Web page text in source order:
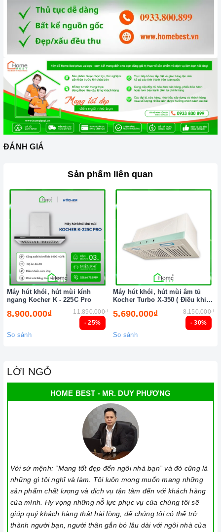
Đặc biệt để tiết kiệm điện và tăng tuổi thọ cho máy hơn hết
bạn nên sử dụng đúng tốc độ của máy, không nên lạm dụng
tốc độ cao nhất tức đối với những món ăn không chứa dầu
mỡ như các món luộc bạn chỉ cần để máy ở mức công suất
thấp, với những món chứa nhiều dầu mỡ như: chiên, xào,
rán hoặc những món nặng mùi như giả cày thì bạn mới cần
sử dụng
máy hút mùi
ở cấp độ cao.
Tầm 2 tháng bạn nên vệ sinh lưới lọc 1 lần. Nên bảo dưỡng
máy 12 tháng 1 lần cũng là cách để máy hoạt động tốt hơn.
3. Tại sao nên chọn mua sản phẩm tại Home Best?
Cam kết hàng chính hãng:
Chế độ hỗ trợ bảo hành linh hoạt:Hướng dẫn sử dụng,
lắp đặt, chế độ bảo hành chính hãng, hậu mãi chuyên
nghiệp, đảm bảo rằng quý khách sẽ có trải nghiệm tuyệt vời
và không gặp bất kỳ khó khăn nào trong quá trình sử dụng
sản phẩm.
Vận chuyển lắp đặt nhanh chóng:Đội ngũ tư vấn viên,
nhân viên và kỹ thuật viên chuyên nghiệp, tận tâm sẽ đồng
hành cùng quý khách trong quá trình mua sắm và sử dụng
sản phẩm.
Đến với Home Best, chúng tôi tự hào cung cấp đến khách hàng
đa dạng các dòngmáy hút khói Kochernổi tiếng, cam kết về
chất lượng và nguồn gốc sản phẩm chính hãng. Chúng tôi tự
tin mang đến cho quý khách hàng dịch vụ chăm sóc khách
hàng tận tâm và chính sách bảo hành, hậu mãi chuyên nghiệp
Xem thêm tại đây: Home Best Care - Trung tâm bảo trì, sửa
chữa thiết bị nhà bếp cao cấp
ĐÁNH GIÁ
Sản phẩm liên quan
- 25%
Máy hút khói, hút mùi kính
ngang Kocher K - 225C Pro
8.900.000₫ 11.890.000₫
So sánh
- 30%
Máy hút khói, hút mùi âm tủ
Kocher Turbo X-350 ( Điều khiển
5.690.000₫ 8.150.000₫
So sánh
LỜI NGỎ
HOME BEST - MR. DUY PHƯƠNG
Với sứ mệnh: “Mang tốt đẹp đến ngôi nhà bạn” và đó cũng là
những gì tôi nghĩ và làm. Tôi luôn mong muốn mang những
sản phẩm chất lượng và dịch vụ tận tâm đến với khách hàng
của mình. Hy vọng những nỗ lực phục vụ của chúng tôi sẽ
giúp quý khách hàng thật hài lòng, để chúng tôi có thể trở
thành người bạn, người thân gắn bó lâu dài với ngôi nhà của